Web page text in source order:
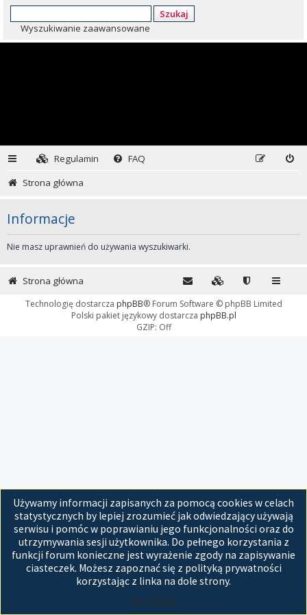
Szukaj
Wyszukiwanie zaawansowane
Regulamin
FAQ
Strona główna
Informacje
Nie masz uprawnień do używania wyszukiwarki.
Używamy informacji zapisanych za pomocą cookies w celach
statystycznych by lepiej zrozumieć jak odwiedzający używają
serwisu i pomóc w poprawianiu jego funkcjonalności oraz do
utrzymywania sesji użytkownika. Do pełnego korzystania z
funkcji forum konieczne jest wyrażenie zgody na zapisywanie
ciasteczek. Możesz zapoznać się z polityką prywatności
korzystając z linka na dole strony.
Akceptuję
Strona główna
Technologię dostarcza phpBB® Forum Software © phpBB Limited
Polski pakiet językowy dostarcza phpBB.pl
GZIP: Off